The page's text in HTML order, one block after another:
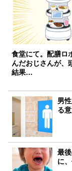
食堂にて。配膳ロ
んだおじさんが、
結果…
男
る
最
に